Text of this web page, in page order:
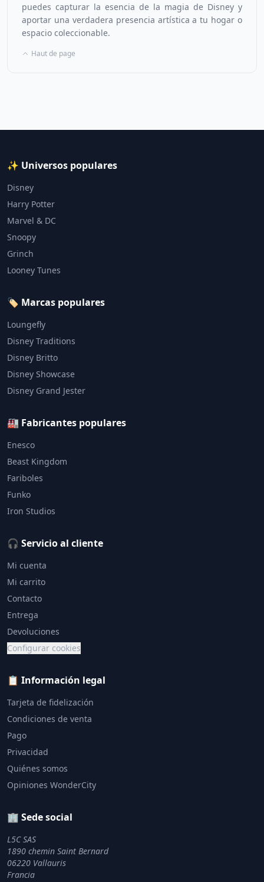
puedes capturar la esencia de la magia de Disney y
aportar una verdadera presencia artística a tu hogar o
espacio coleccionable.
Haut de page
✨ Universos populares
Disney
Harry Potter
Marvel & DC
Snoopy
Grinch
Looney Tunes
🏷️ Marcas populares
Loungefly
Disney Traditions
Disney Britto
Disney Showcase
Disney Grand Jester
🏭 Fabricantes populares
Enesco
Beast Kingdom
Fariboles
Funko
Iron Studios
🎧 Servicio al cliente
Mi cuenta
Mi carrito
Contacto
Entrega
Devoluciones
Configurar cookies
📋 Información legal
Tarjeta de fidelización
Condiciones de venta
Pago
Privacidad
Quiénes somos
Opiniones WonderCity
🏢 Sede social
L5C SAS
1890 chemin Saint Bernard
06220 Vallauris
Francia